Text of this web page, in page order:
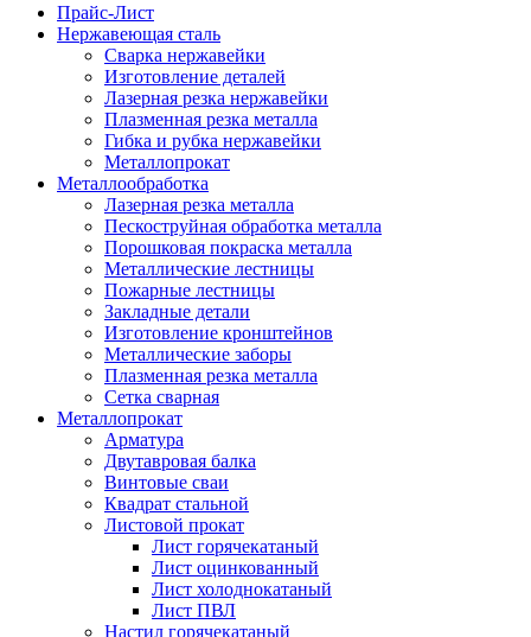
Прайс-Лист
Нержавеющая сталь
Сварка нержавейки
Изготовление деталей
Лазерная резка нержавейки
Плазменная резка металла
Гибка и рубка нержавейки
Металлопрокат
Металлообработка
Лазерная резка металла
Пескоструйная обработка металла
Порошковая покраска металла
Металлические лестницы
Пожарные лестницы
Закладные детали
Изготовление кронштейнов
Металлические заборы
Плазменная резка металла
Сетка сварная
Металлопрокат
Арматура
Двутавровая балка
Винтовые сваи
Квадрат стальной
Листовой прокат
Лист горячекатаный
Лист оцинкованный
Лист холоднокатаный
Лист ПВЛ
Настил горячекатаный